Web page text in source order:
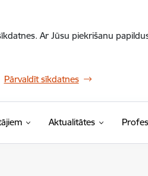
Ar Jūsu piekrišanu
Pārvaldīt sīkdatnes
Aktualitātes